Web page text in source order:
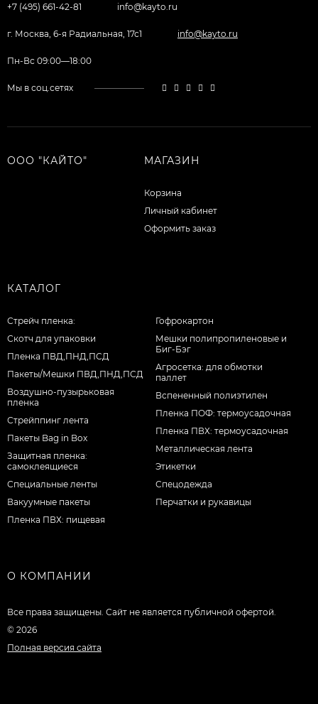
+7 (495) 661-42-81 info@kayto.ru
г. Москва, 6-я Радиальная, 17с1 info@kayto.ru
Пн-Вс 09:00—18:00
Мы в соц.сетях
ООО "КАЙТО" МАГАЗИН
Корзина
Личный кабинет
Оформить заказ
КАТАЛОГ
Стрейч пленка:
Скотч для упаковки
Пленка ПВД,ПНД,ПСД
Пакеты/Мешки ПВД,ПНД,ПСД
Воздушно-пузырьковая
пленка
Стрейппинг лента
Пакеты Bag in Box
Защитная пленка:
самоклеящиеся
Специальные ленты
Вакуумные пакеты
Пленка ПВХ: пищевая
Гофрокартон
Мешки полипропиленовые и
Биг-Бэг
Агросетка: для обмотки
паллет
Вспененный полиэтилен
Пленка ПОФ: термоусадочная
Пленка ПВХ: термоусадочная
Металлическая лента
Этикетки
Спецодежда
Перчатки и рукавицы
О КОМПАНИИ
Все права защищены. Сайт не является публичной офертой.
© 2026
Полная версия сайта